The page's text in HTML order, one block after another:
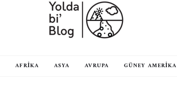
AFRIKA ASYA AVRUPA GÜNEY AMERIKA